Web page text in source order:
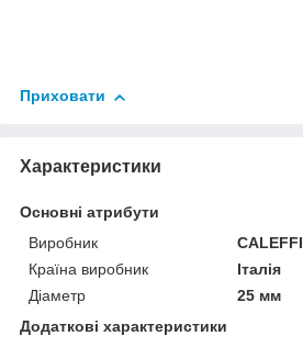
Приховати
Характеристики
Основні атрибути
Виробник
CALEFFI
Країна виробник
Італія
Діаметр
25 мм
Додаткові характеристики